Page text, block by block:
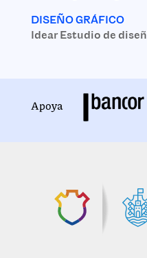
DISEÑO GRÁFICO
Idear Estudio de
Apoya